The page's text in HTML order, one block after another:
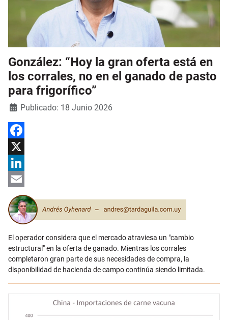
González: “Hoy la gran oferta está en
los corrales, no en el ganado de pasto
para frigorífico”
Detalles
Publicado: 18 Junio 2026
Facebook
X
LinkedIn
Email
El operador considera que el mercado atraviesa un "cambio
estructural" en la oferta de ganado. Mientras los corrales
completaron gran parte de sus necesidades de compra, la
disponibilidad de hacienda de campo continúa siendo limitada.